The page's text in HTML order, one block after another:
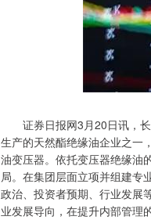
证券日报网3月20日讯，长
生产的天然酯绝缘油企业之一
油变压器。依托变压器绝缘油
局。在集团层面立项并组建专
政治、投资者预期、行业发展
业发展导向，在提升内部管理